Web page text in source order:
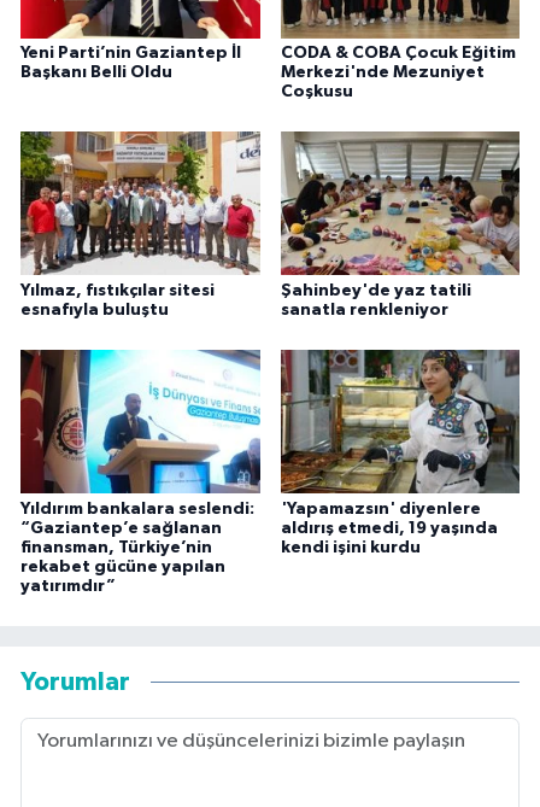
Yeni Parti’nin Gaziantep İl
Başkanı Belli Oldu
CODA & COBA Çocuk Eğitim
Merkezi'nde Mezuniyet
Coşkusu
Yılmaz, fıstıkçılar sitesi
esnafıyla buluştu
Şahinbey'de yaz tatili
sanatla renkleniyor
Yıldırım bankalara seslendi:
“Gaziantep’e sağlanan
finansman, Türkiye’nin
rekabet gücüne yapılan
yatırımdır”
'Yapamazsın' diyenlere
aldırış etmedi, 19 yaşında
kendi işini kurdu
Yorumlar